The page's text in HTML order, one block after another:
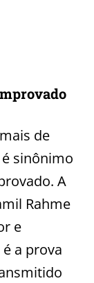
de
sinônimo
A
Rahme
e
a prova